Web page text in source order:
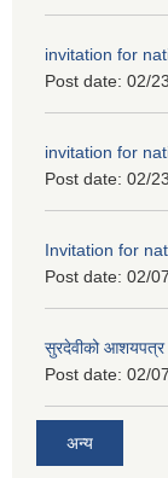
invitation for
Post date: 02/
invitation for
Post date: 02/
Invitation for
Post date: 02/
सुरदेवीको आशयपत्र
Post date: 02/
अन्य